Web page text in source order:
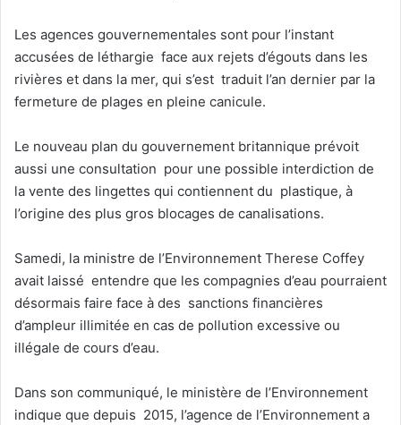
Les agences gouvernementales sont pour l’instant
accusées de léthargie face aux rejets d’égouts dans les
rivières et dans la mer, qui s’est traduit l’an dernier par la
fermeture de plages en pleine canicule.
Le nouveau plan du gouvernement britannique prévoit
aussi une consultation pour une possible interdiction de
la vente des lingettes qui contiennent du plastique, à
l’origine des plus gros blocages de canalisations.
Samedi, la ministre de l’Environnement Therese Coffey
avait laissé entendre que les compagnies d’eau pourraient
désormais faire face à des sanctions financières
d’ampleur illimitée en cas de pollution excessive ou
illégale de cours d’eau.
Dans son communiqué, le ministère de l’Environnement
indique que depuis 2015, l’agence de l’Environnement a